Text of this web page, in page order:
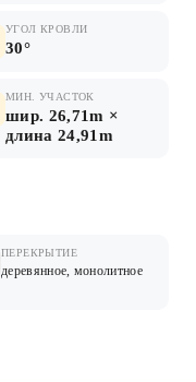
УГОЛ КРОВЛИ
30°
МИН. УЧАСТОК
шир. 26,71m ×
длина 24,91m
ПЕРЕКРЫТИЕ
деревянное, монолитное